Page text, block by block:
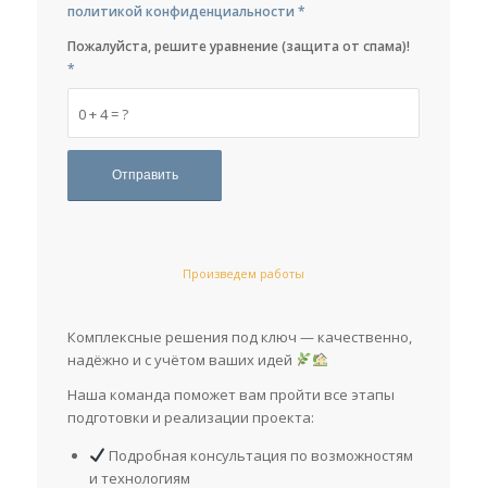
политикой конфиденциальности *
0 + 4 = ?
Пожалуйста, решите уравнение (защита от спама)!
*
Произведем работы
Комплексные решения под ключ — качественно,
надёжно и с учётом ваших идей
Наша команда поможет вам пройти все этапы
подготовки и реализации проекта:
Подробная консультация по возможностям
и технологиям